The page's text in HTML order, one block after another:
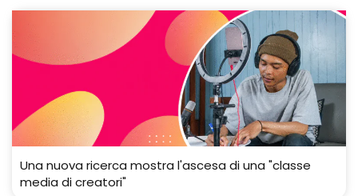
Una nuova ricerca mostra l'ascesa di una "classe
media di creatori"